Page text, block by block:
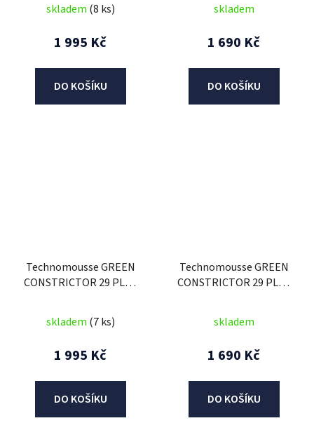
skladem (8 ks)
1 995 Kč
DO KOŠÍKU
skladem
1 690 Kč
DO KOŠÍKU
Technomousse GREEN
CONSTRICTOR 29 PLUS
skladem (7 ks)
1 995 Kč
DO KOŠÍKU
Technomousse GREEN
CONSTRICTOR 29 PLUS
skladem
1 690 Kč
DO KOŠÍKU